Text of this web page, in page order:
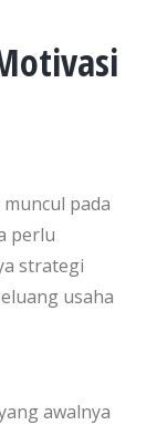
pada
perlu
strategi
usaha
awalnya